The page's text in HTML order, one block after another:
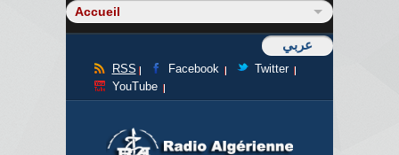
عربي
RSS Facebook
Twitter
YouTube